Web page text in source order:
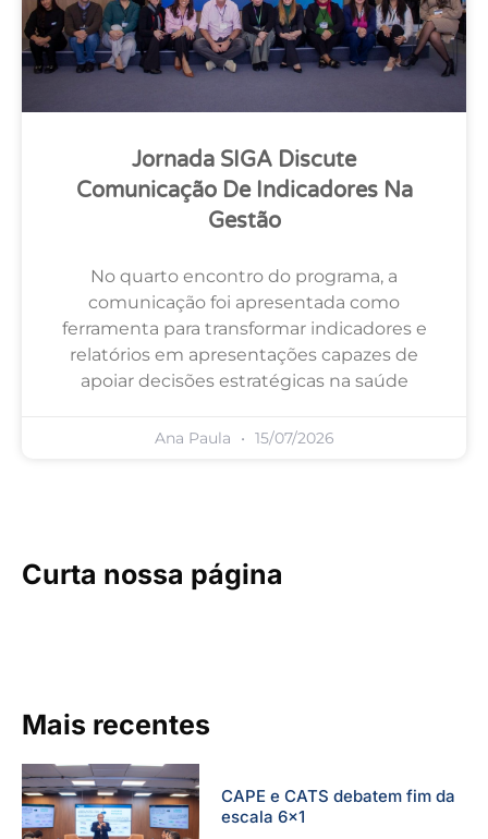
Jornada SIGA Discute
Comunicação De Indicadores Na
Gestão
No quarto encontro do programa, a
comunicação foi apresentada como
ferramenta para transformar indicadores e
relatórios em apresentações capazes de
apoiar decisões estratégicas na saúde
Ana Paula 15/07/2026
Curta nossa página
Mais recentes
CAPE e CATS debatem fim da
escala 6×1